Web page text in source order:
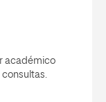
académico